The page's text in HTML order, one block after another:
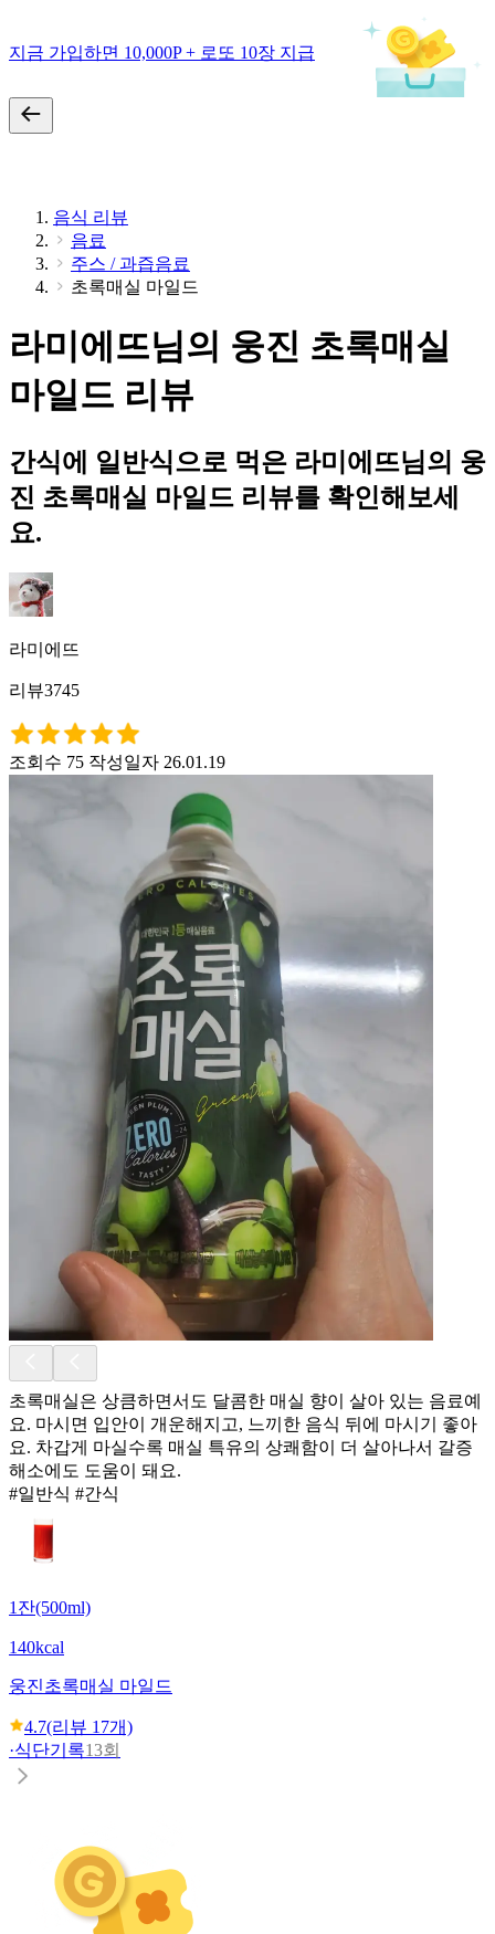
지금 가입하면 10,000P + 로또 10장 지급
음식 리뷰
음료
주스 / 과즙음료
초록매실 마일드
라미에뜨님의 웅진 초록매실
마일드 리뷰
간식에 일반식으로 먹은 라미에뜨님의 웅
진 초록매실 마일드 리뷰를 확인해보세
요.
라미에뜨
리뷰3745
조회수 75 작성일자 26.01.19
초록매실은 상큼하면서도 달콤한 매실 향이 살아 있는 음료예
요. 마시면 입안이 개운해지고, 느끼한 음식 뒤에 마시기 좋아
요. 차갑게 마실수록 매실 특유의 상쾌함이 더 살아나서 갈증
해소에도 도움이 돼요.
#일반식 #간식
1잔(500ml)
140kcal
웅진초록매실 마일드
4.7(리뷰 17개)
·식단기록13회